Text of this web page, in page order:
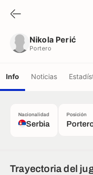
Nikola Perić
Portero
Info Noticias
Nacionalidad
Serbia
Posición
Trayectoria del